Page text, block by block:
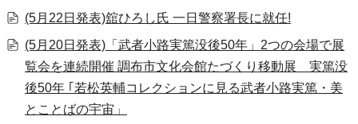
(5月22日発表)舘ひろし氏 一日警察署長に就任!
(5月20日発表)「武者小路実篤没後50年」2つの会場で展
覧会を連続開催 調布市文化会館たづくり移動展 実篤没
後50年 ｢若松英輔コレクションに見る武者小路実篤・美
とことばの宇宙」